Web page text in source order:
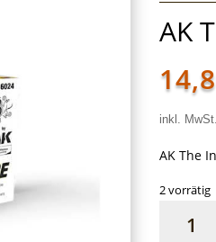
AK
inkl.
AK The
2 vorrätig